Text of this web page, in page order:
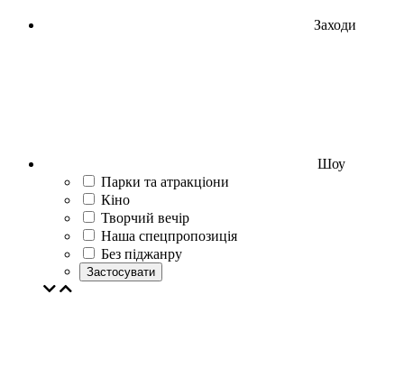
Заходи
Шоу
Парки та атракціони
Кіно
Творчий вечір
Наша спецпропозиція
Без піджанру
Застосувати